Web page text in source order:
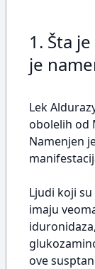
1. Šta
je
Lek
obolelih od
Namenjen
Ljudi koji
imaju
ove